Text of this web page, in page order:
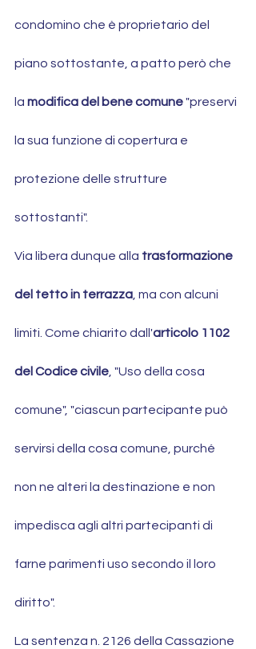
condomino che è proprietario del
piano sottostante, a patto però che
la modifica del bene comune "preservi
la sua funzione di copertura e
protezione delle strutture
sottostanti".
Via libera dunque alla trasformazione
del tetto in terrazza, ma con alcuni
limiti. Come chiarito dall'articolo 1102
del Codice civile, "Uso della cosa
comune", "ciascun partecipante può
servirsi della cosa comune, purché
non ne alteri la destinazione e non
impedisca agli altri partecipanti di
farne parimenti uso secondo il loro
diritto".
La sentenza n. 2126 della Cassazione